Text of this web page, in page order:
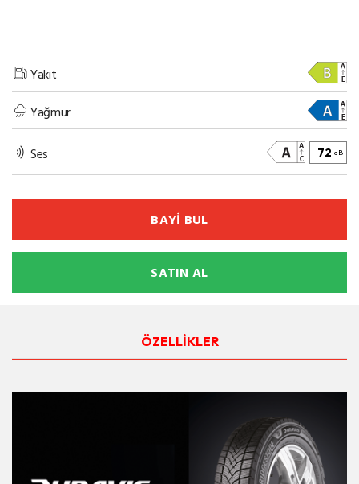
Yakıt
Yağmur
Ses 72 dB
BAYİ BUL
SATIN AL
ÖZELLİKLER